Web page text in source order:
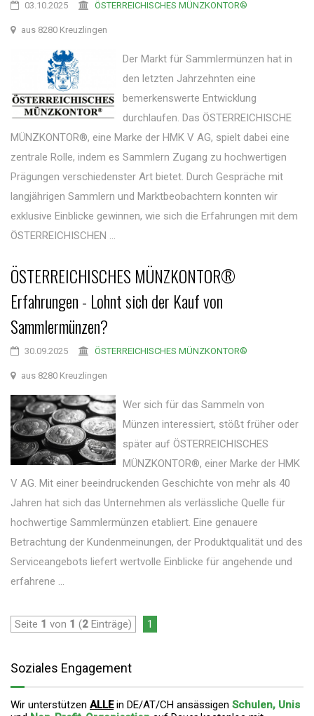
03.10.2025 ÖSTERREICHISCHES MÜNZKONTOR®
aus 8280 Kreuzlingen
Der Markt für Sammlermünzen hat in
den letzten Jahrzehnten eine
bemerkenswerte Entwicklung
durchlaufen. Das ÖSTERREICHISCHE
MÜNZKONTOR®, eine Marke der HMK V AG, spielt dabei eine
zentrale Rolle, indem es Sammlern Zugang zu hochwertigen
Prägungen verschiedenster Art bietet. Durch Gespräche mit
langjährigen Sammlern und Marktbeobachtern konnten wir
exklusive Einblicke gewinnen, wie sich die Erfahrungen mit dem
ÖSTERREICHISCHEN ...
ÖSTERREICHISCHES MÜNZKONTOR®
Erfahrungen - Lohnt sich der Kauf von
Sammlermünzen?
30.09.2025 ÖSTERREICHISCHES MÜNZKONTOR®
aus 8280 Kreuzlingen
Wer sich für das Sammeln von
Münzen interessiert, stößt früher oder
später auf ÖSTERREICHISCHES
MÜNZKONTOR®, einer Marke der HMK
V AG. Mit einer beeindruckenden Geschichte von mehr als 40
Jahren hat sich das Unternehmen als verlässliche Quelle für
hochwertige Sammlermünzen etabliert. Eine genauere
Betrachtung der Kundenmeinungen, der Produktqualität und des
Serviceangebots liefert wertvolle Einblicke für angehende und
erfahrene ...
Seite 1 von 1 (2 Einträge) 1
Soziales Engagement
Wir unterstützen ALLEin DE/AT/CH ansässigen Schulen, Unis